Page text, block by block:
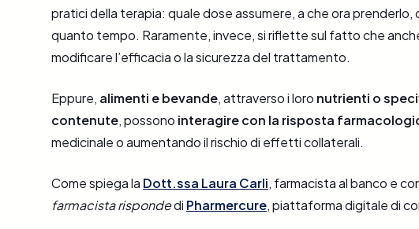
pratici della terapia: quale dose assumere, a che ora
quanto tempo. Raramente, invece, si riflette sul fatto che
modificare l’efficacia o la sicurezza del trattamento.
Eppure, alimenti e bevande, attraverso i loro nutrienti o
contenute, possono interagire con la risposta
medicinale o aumentando il rischio di effetti collaterali.
Come spiega la Dott.ssa Laura Carli, farmacista al banco e
farmacista rispondedi Pharmercure, piattaforma digitale di